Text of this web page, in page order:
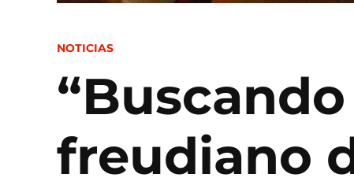
POSTED
NOTICIAS
freudiano